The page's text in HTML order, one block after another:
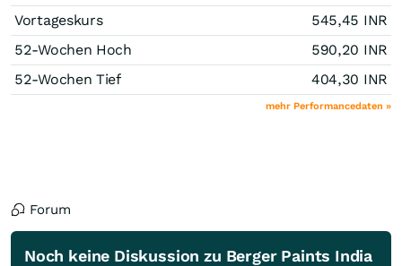
Vortageskurs
545,45 INR
52-Wochen Hoch
590,20 INR
52-Wochen Tief
404,30 INR
mehr Performancedaten »
Forum
Noch keine Diskussion zu Berger Paints India